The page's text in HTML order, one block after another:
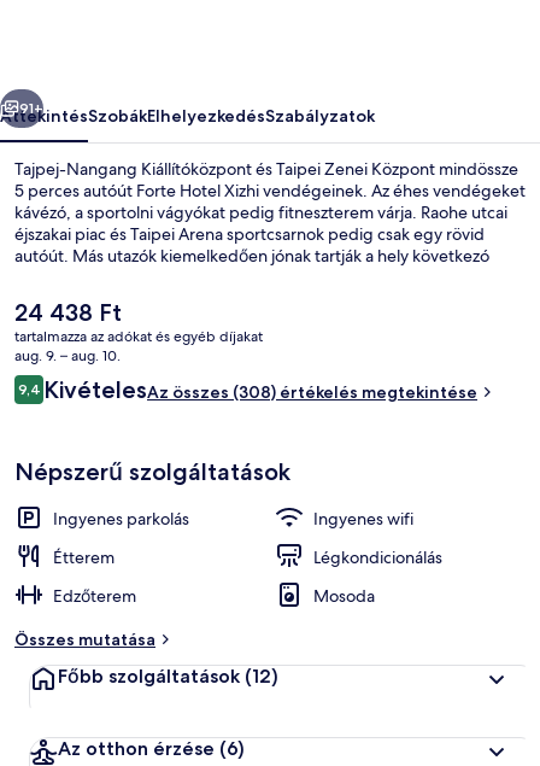
Következő
91+
ÁttekintésSzobákElhelyezkedésSzabályzatok
Tajpej-Nangang Kiállítóközpont és Taipei Zenei Központ mindössze
5 perces autóút Forte Hotel Xizhi vendégeinek. Az éhes vendégeket
kávézó, a sportolni vágyókat pedig fitneszterem várja. Raohe utcai
éjszakai piac és Taipei Arena sportcsarnok pedig csak egy rövid
autóút. Más utazók kiemelkedően jónak tartják a hely következó
A
jelenlegi
ár
24 438 Ft
24 438 Ft
tartalmazza az adókat és egyéb díjakat
aug. 9. – aug. 10.
Értékelések
9,49,4 ennyiből: 10
KivételesAz összes (308) értékelés megtekintése
Népszerű szolgáltatások
Ingyenes parkolás
Ingyenes wifi
Étterem
Légkondicionálás
Edzőterem
Mosoda
Összes mutatása
Főbb szolgáltatások (12)
Az otthon érzése (6)